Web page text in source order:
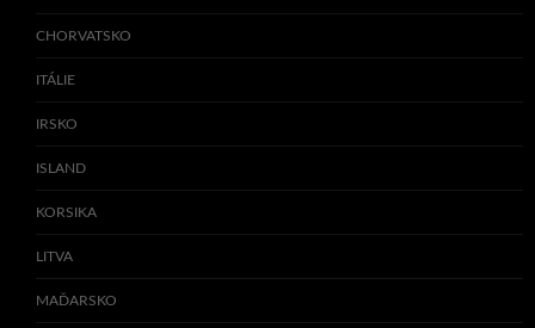
CHORVATSKO
ITÁLIE
IRSKO
ISLAND
KORSIKA
LITVA
MAĎARSKO